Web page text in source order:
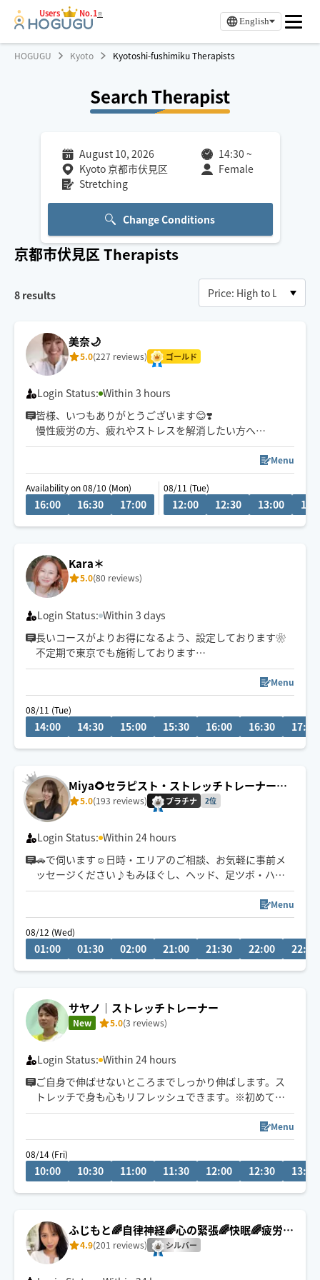
Users No.1※
English
HOGUGU Kyoto Kyotoshi-fushimiku Therapists
Search Therapist
August 10, 2026 14:30 ~
Kyoto 京都市伏見区
Female
Stretching
Change Conditions
京都市伏見区Therapists
8 results
美奈🌙
5.0(227 reviews) ゴールド
Login Status: Within 3 hours
皆様、いつもありがとうございます😊❣️
慢性疲労の方、疲れやストレスを解消したい方へ🤲
1番のおすすめはタイ式です🇹🇭✨
【8月の営業日時】
・10日…16〜18時
⚠️プロフィールご必読頂きますようお願いします🙇‍♀️
Menu
Availability on 08/10 (Mon)
16:00 16:30 17:00
08/11 (Tue)
12:00 12:30 13:00
Kara＊
5.0(80 reviews)
Login Status: Within 3 days
長いコースがよりお得になるよう、設定しております❀
不定期で東京でも施術しております
タイ古式ベースの心地よいリズムと圧で、お客様一人一
人に合わせた施術を心がけており、
心身ともにリラックスしていただけるよう頑張ります❁
地域によっては90分以上のコースをお願いする場合がご
ざいます。予めご了承ください。
Menu
08/11 (Tue)
14:00 14:30 15:00 15:30 16:00 16:30 17:00
Miya🌻セラピスト・ストレッチトレーナー☺️
✨ 5.0(193 reviews) プラチナ 2位
Login Status: Within 24 hours
🚗で伺います☺️日時・エリアのご相談、お気軽に事前メ
ッセージください♪もみほぐし、ヘッド、足ツボ・ハン
ドオイルなどお客様のご要望に合わせてオーダーメイド
ストレッチトレーナーとしての経験を活かし、もみほぐ
しでは届かない深層筋までアプローチすることが出来ま
すので終わった後は全身スッキリ💐身も心も癒していき
Menu
08/12 (Wed)
01:00 01:30 02:00 21:00 21:30 22:00 22:30
サヤノ｜ストレッチトレーナー
New 5.0(3 reviews)
Login Status: Within 24 hours
ご自身で伸ばせないところまでしっかり伸ばします。ス
トレッチで身も心もリフレッシュできます。※初めての
方は少し有酸素運動をした後のようなキツさや疲労感を
Menu
08/14 (Fri)
10:00 10:30 11:00 11:30 12:00 12:30 13:00
ふじもと🌈自律神経🌈心の緊張🌈快眠🌈疲労回
復4.9(201 reviews) シルバー